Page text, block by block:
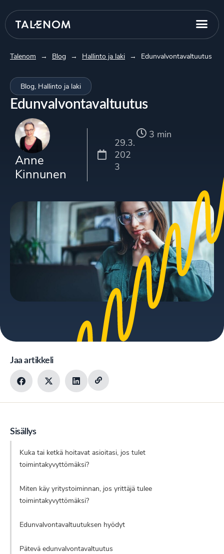
Talenom → Blog → Hallinto ja laki → Edunvalvontavaltuutus
Blog, Hallinto ja laki
Edunvalvontavaltuutus
Anne
Kinnunen
29.3.
202
3
3 min
Jaa artikkeli
Sisällys
Kuka tai ketkä hoitavat asioitasi, jos tulet
toimintakyvyttömäksi?
Miten käy yritystoiminnan, jos yrittäjä tulee
toimintakyvyttömäksi?
Edunvalvontavaltuutuksen hyödyt
Pätevä edunvalvontavaltuutus